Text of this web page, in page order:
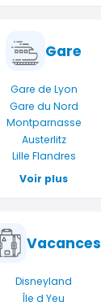
Gare
Gare de Lyon
Gare du Nord
Montparnasse
Austerlitz
Lille Flandres
Voir plus
Vacances
Disneyland
Île d Yeu